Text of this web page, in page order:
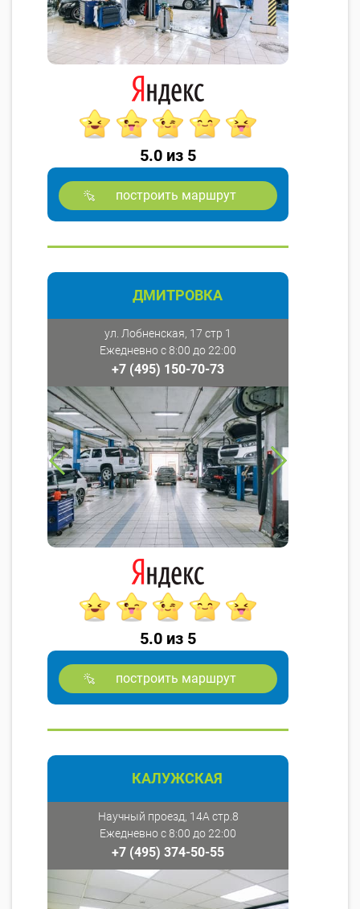
5.0 из 5
построить маршрут
ДМИТРОВКА
ул. Лобненская, 17 стр 1
Ежедневно с 8:00 до 22:00
+7 (495) 150-70-73
5.0 из 5
построить маршрут
КАЛУЖСКАЯ
Научный проезд, 14А стр.8
Ежедневно с 8:00 до 22:00
+7 (495) 374-50-55